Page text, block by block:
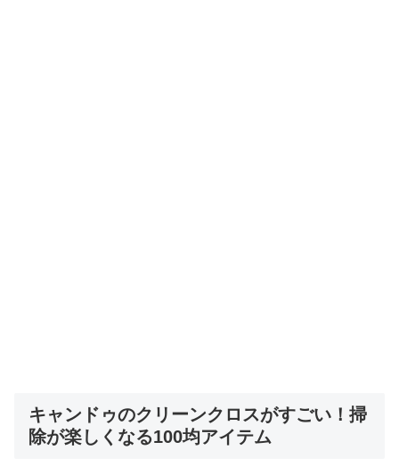
キャンドゥのクリーンクロスがすごい！掃
除が楽しくなる100均アイテム